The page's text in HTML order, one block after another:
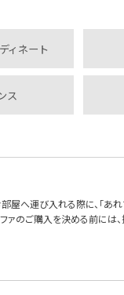
ィネート
ス
屋へ運び入れる際に、「あ
ァのご購入を決める前には